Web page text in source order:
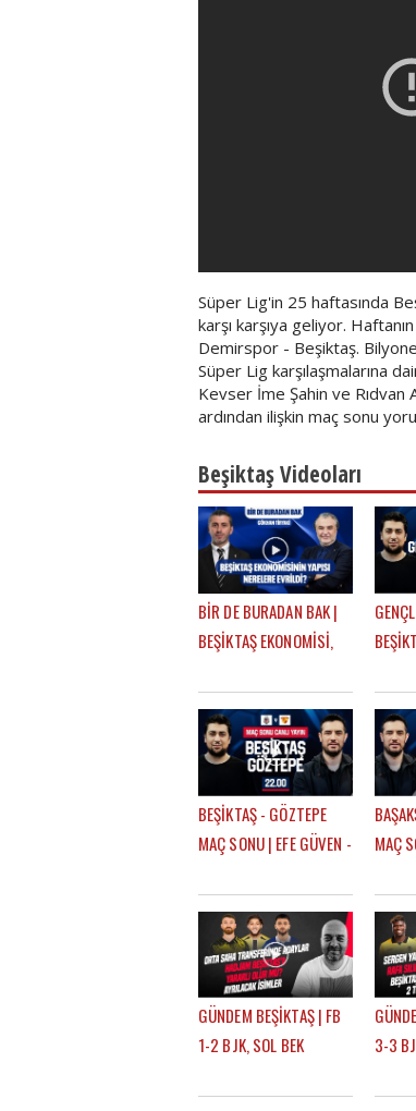
Süper Lig'in 25 haftasında
karşı karşıya geliyor.
Demirspor - Beşiktaş.
Süper Lig karşılaşmalarına
Kevser İme Şahin ve Rıdvan
ardından ilişkin maç sonu
Beşiktaş Videoları
BİR DE BURADAN BAK |
BEŞİKTAŞ EKONOMİSİ,
DEVRE ARASI
TRANSFERLERİ |
GÖKHAN TİRYAKİ
BEŞİKTAŞ - GÖZTEPE
MAÇ SONU | EFE GÜVEN -
MAÇ
GÜNDEM BEŞİKTAŞ | FB
1-2 BJK, SOL BEK
ÖZCAN, RASKIN, MERT
3-3